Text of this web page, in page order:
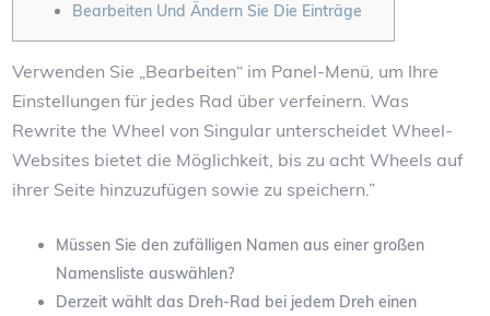
Bearbeiten Und Ändern Sie Die Einträge
Verwenden Sie „Bearbeiten“ im Panel-Menü, um Ihre
Einstellungen für jedes Rad über verfeinern. Was
Rewrite the Wheel von Singular unterscheidet Wheel-
Websites bietet die Möglichkeit, bis zu acht Wheels auf
ihrer Seite hinzuzufügen sowie zu speichern.”
Müssen Sie den zufälligen Namen aus einer großen
Namensliste auswählen?
Derzeit wählt das Dreh-Rad bei jedem Dreh einen